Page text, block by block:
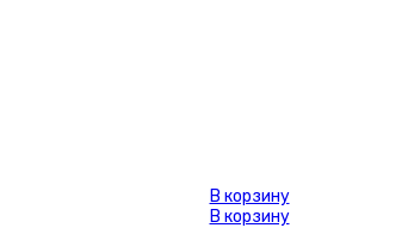
В корзину
В корзину